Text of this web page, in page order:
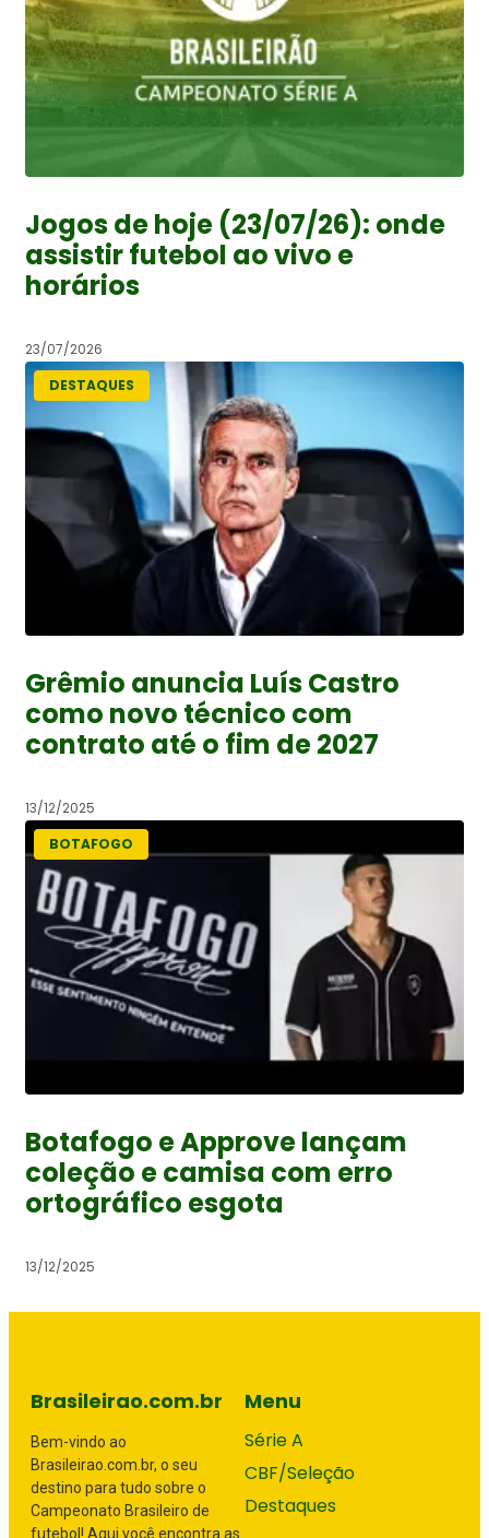
Jogos de hoje (23/07/26): onde
assistir futebol ao vivo e
horários
23/07/2026
DESTAQUES
Grêmio anuncia Luís Castro
como novo técnico com
contrato até o fim de 2027
13/12/2025
BOTAFOGO
Botafogo e Approve lançam
coleção e camisa com erro
ortográfico esgota
13/12/2025
Brasileirao.com.br
Bem-vindo ao
Brasileirao.com.br, o seu
destino para tudo sobre o
Campeonato Brasileiro de
futebol! Aqui você encontra as
Menu
Série A
CBF/Seleção
Destaques